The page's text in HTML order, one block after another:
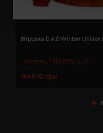
Модель: 131027(D.A.D)
Вітровка D.A.D Winton Unisex
1469.10 грн